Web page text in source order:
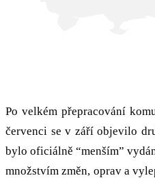
Po velkém přepracování
červenci se v září objevilo
bylo oficiálně “menším”
množstvím změn, oprav a